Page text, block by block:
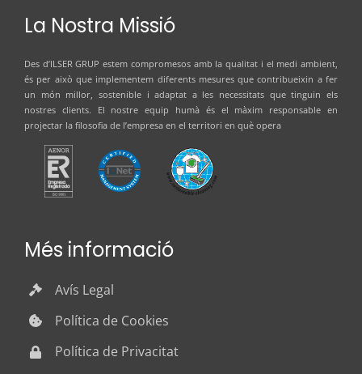
La Nostra Missió
Des d’ILSER GRUP estem compromesos amb la qualitat i el medi ambient,
és per això que implementem diferents mesures que contribueixin a fer
un món millor, sostenible i adaptat a les necessitats que tinguin els
nostres clients. El nostre equip humà és el màxim responsable en
projectar la filosofia de l’empresa en el territori en què opera
Més informació
Avís Legal
Política de Cookies
Política de Privacitat